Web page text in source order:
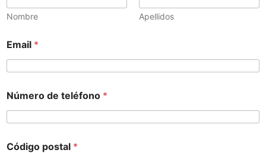
Nombre Apellidos
Email *
Número de teléfono *
Código postal *